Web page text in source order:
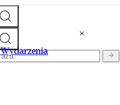
Wydarzenia